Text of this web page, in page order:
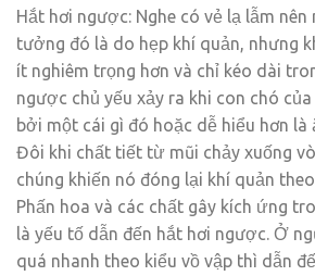
Hắt hơi ngược: Nghe có vẻ lạ lẫm
tưởng đó là do hẹp khí quản, nhưng
ít nghiêm trọng hơn và chỉ kéo dài
ngược chủ yếu xảy ra khi con chó
bởi một cái gì đó hoặc dễ hiểu hơn là
Đôi khi chất tiết từ mũi chảy xuống
chúng khiến nó đóng lại khí quản
Phấn hoa và các chất gây kích ứng
là yếu tố dẫn đến hắt hơi ngược. Ở
quá nhanh theo kiểu vồ vập thì dẫn